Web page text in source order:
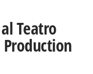
Teatro